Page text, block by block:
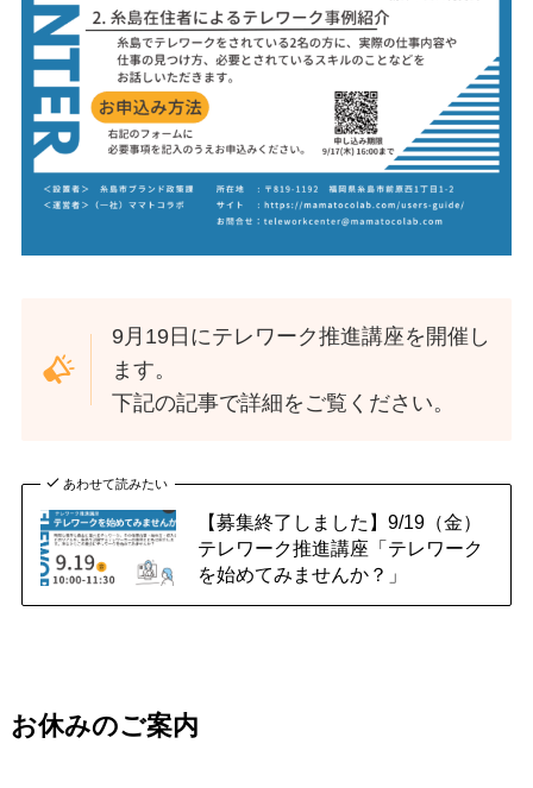
9月19日にテレワーク推進講座を開催し
ます。
下記の記事で詳細をご覧ください。
あわせて読みたい
【募集終了しました】9/19（金）
テレワーク推進講座「テレワーク
を始めてみませんか？」
お休みのご案内